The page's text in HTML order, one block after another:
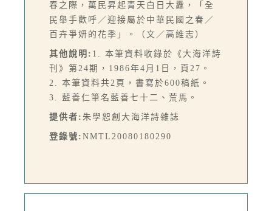
春之際，萬民昇起青天白日大纛，「全
民舉手歡呼／迎接屬於中華民國之春／
百卉爭妍的花季」。（文／高維志）
其他說明: 1. 本筆資料收錄於《大海洋詩
刊》第24期，1986年4月1日，頁27。
2. 本筆資料共2頁，書寫於600稿紙。
3. 藍善仁筆名藍善七十二、荒馬。
提供者: 朱學恕創大海洋詩雜誌
登錄號: NMTL20080180290